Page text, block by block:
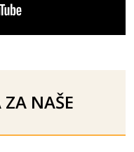
NAŠE